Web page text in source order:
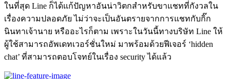
ในที่สุด Line ก็ได้แก้ปัญหาอันน่าวิตกสำหรับขาแชทที่กังวลใน
เรื่องความปลอดภัย ไม่ว่าจะเป็นอันตรายจากการแชทกับกิ๊ก
นินทาเจ้านาย หรืออะไรก็ตาม เพราะในวันนี้ทางบริษัท Line ให้
ผู้ใช้สามารถอัพเดทเวอร์ชั่นใหม่ มาพร้อมด้วยฟีเจอร์ ‘hidden
chat’ ที่สามารถตอบโจทย์ในเรื่อง security ได้แล้ว